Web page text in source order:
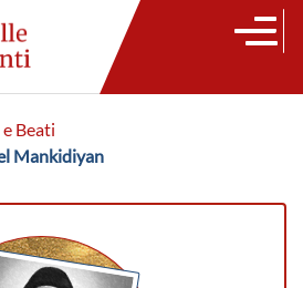
Beati
Mankidiyan